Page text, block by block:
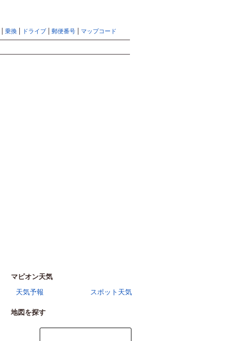
乗換 ドライブ 郵便番号 マップコード
マピオン天気
天気予報
スポット天気
地図を探す